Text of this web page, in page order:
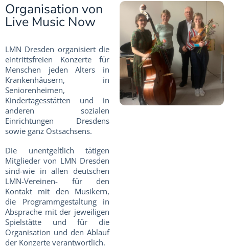
Organisation von
Live Music Now
LMN Dresden organisiert die
eintrittsfreien Konzerte für
Menschen jeden Alters in
Krankenhäusern, in
Seniorenheimen,
Kindertagesstätten und in
anderen sozialen
Einrichtungen Dresdens
sowie ganz Ostsachsens.
Die unentgeltlich tätigen
Mitglieder von LMN Dresden
sind-wie in allen deutschen
LMN-Vereinen- für den
Kontakt mit den Musikern,
die Programmgestaltung in
Absprache mit der jeweiligen
Spielstätte und für die
Organisation und den Ablauf
der Konzerte verantwortlich.